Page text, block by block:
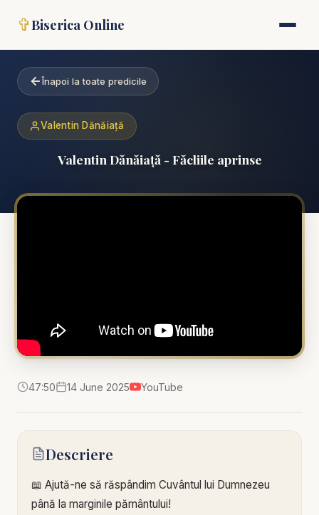
✞Biserica Online
Înapoi la toate predicile
Valentin Dănăiață
Valentin Dănăiață - Făcliile aprinse
47:50 14 June 2025 YouTube
Descriere
📖 Ajută-ne să răspândim Cuvântul lui Dumnezeu
până la marginile pământului!